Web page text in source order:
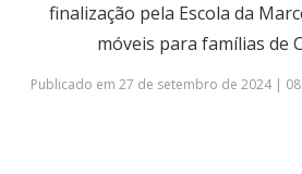
finalização pela Escola da
móveis para famílias de
Publicado em 27 de setembro de 2024 |